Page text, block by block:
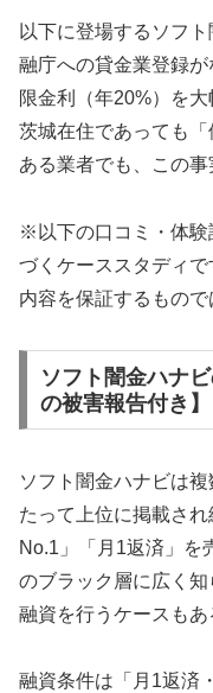
以下に登場するソフ
融庁への貸金業登録
限金利（年20%）を
茨城在住であっても
ある業者でも、この事
※以下の口コミ・体験
づくケーススタディ
内容を保証するもので
ソフト闇金ハナ
の被害報告付き】
ソフト闇金ハナビは
たって上位に掲載さ
No.1」「月1返済」を
のブラック層に広く
融資を行うケースもあ
融資条件は「月1返済